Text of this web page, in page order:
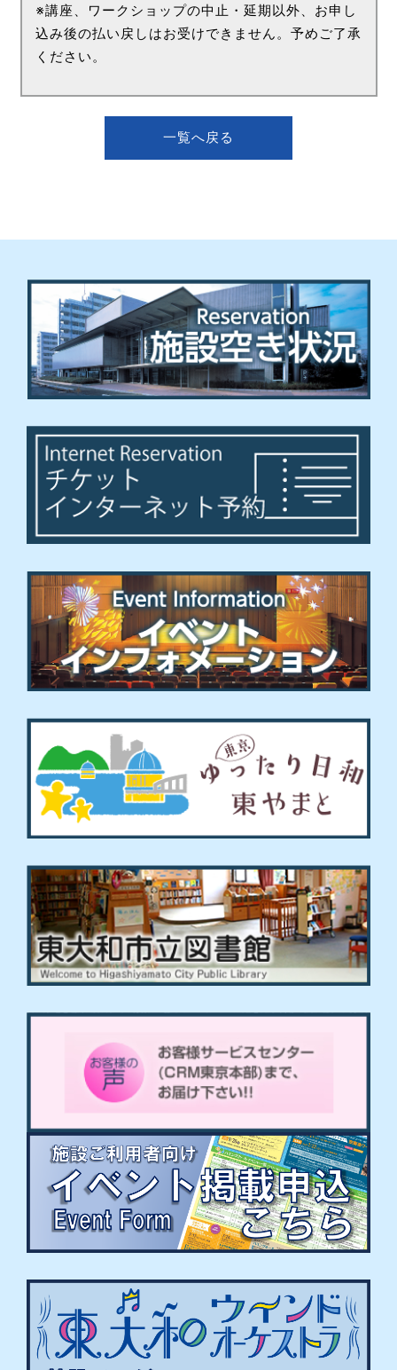
※講座、ワークショップの中止・延期以外、お申し
込み後の払い戻しはお受けできません。予めご了承
ください。
一覧へ戻る